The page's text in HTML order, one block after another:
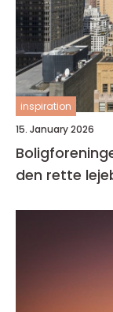
inspiration
15. January 2026
Boligforeninger
den rette